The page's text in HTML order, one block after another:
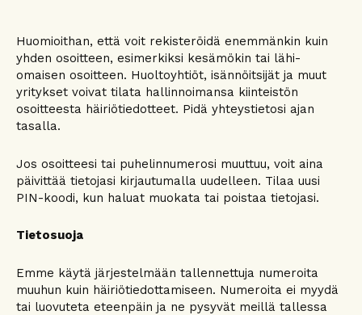
Huomioithan, että voit rekisteröidä enemmänkin kuin
yhden osoitteen, esimerkiksi kesämökin tai lähi-
omaisen osoitteen. Huoltoyhtiöt, isännöitsijät ja muut
yritykset voivat tilata hallinnoimansa kiinteistön
osoitteesta häiriötiedotteet. Pidä yhteystietosi ajan
tasalla.
Jos osoitteesi tai puhelinnumerosi muuttuu, voit aina
päivittää tietojasi kirjautumalla uudelleen. Tilaa uusi
PIN-koodi, kun haluat muokata tai poistaa tietojasi.
Tietosuoja
Emme käytä järjestelmään tallennettuja numeroita
muuhun kuin häiriötiedottamiseen. Numeroita ei myydä
tai luovuteta eteenpäin ja ne pysyvät meillä tallessa